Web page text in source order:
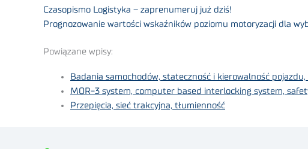
Czasopismo Logistyka – zaprenumeruj już dziś!
Prognozowanie wartości wskaźników poziomu motoryzacji dla
Powiązane wpisy:
Badania samochodów, stateczność i kierowalność
MOR-3 system, computer based interlocking system,
Przepięcia, sieć trakcyjna, tłumienność